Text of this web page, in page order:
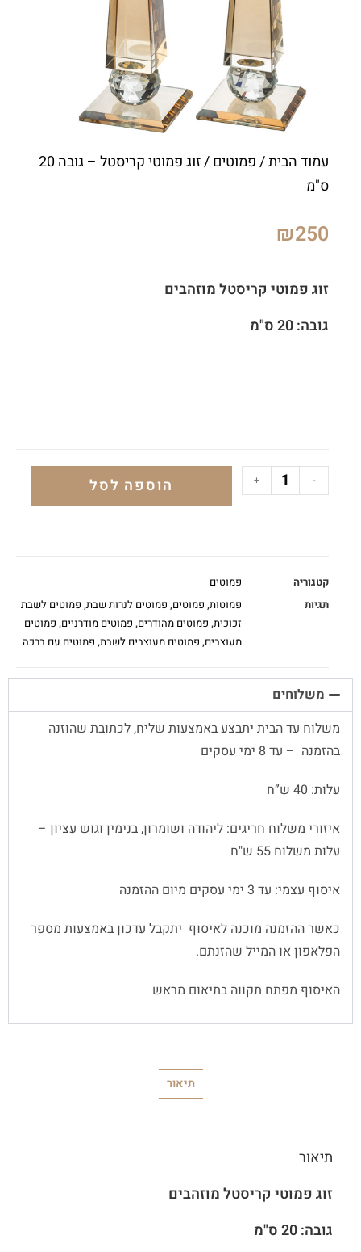
עמוד הבית/פמוטים
/ זוג פמוטי קריסטל – גובה 20
ס"מ
₪250
זוג פמוטי קריסטל מוזהבים
גובה: 20 ס"מ
-
+ הוספה לסל
קטגוריה
פמוטים
תגיות
פמוטות, פמוטים, פמוטים לנרות שבת, פמוטים לשבת
זכוכית, פמוטים מהודרים, פמוטים מודרניים, פמוטים
מעוצבים, פמוטים מעוצבים לשבת, פמוטים עם ברכה
משלוחים
משלוח עד הבית יתבצע באמצעות שליח, לכתובת שהוזנה
בהזמנה – עד 8 ימי עסקים
עלות: 40 ש”ח
איזורי משלוח חריגים: ליהודה ושומרון, בנימין וגוש עציון –
עלות משלוח 55 ש"ח
איסוף עצמי: עד 3 ימי עסקים מיום ההזמנה
כאשר ההזמנה מוכנה לאיסוף יתקבל עדכון באמצעות מספר
הפלאפון או המייל שהזנתם.
האיסוף מפתח תקווה בתיאום מראש
תיאור
תיאור
זוג פמוטי קריסטל מוזהבים
גובה: 20 ס"מ